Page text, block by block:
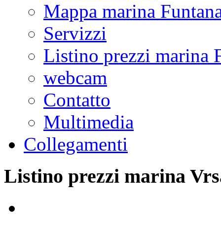
Mappa marina
Servizzi
Listino prezzi marina
webcam
Contatto
Multimedia
Collegamenti
Listino prezzi marina